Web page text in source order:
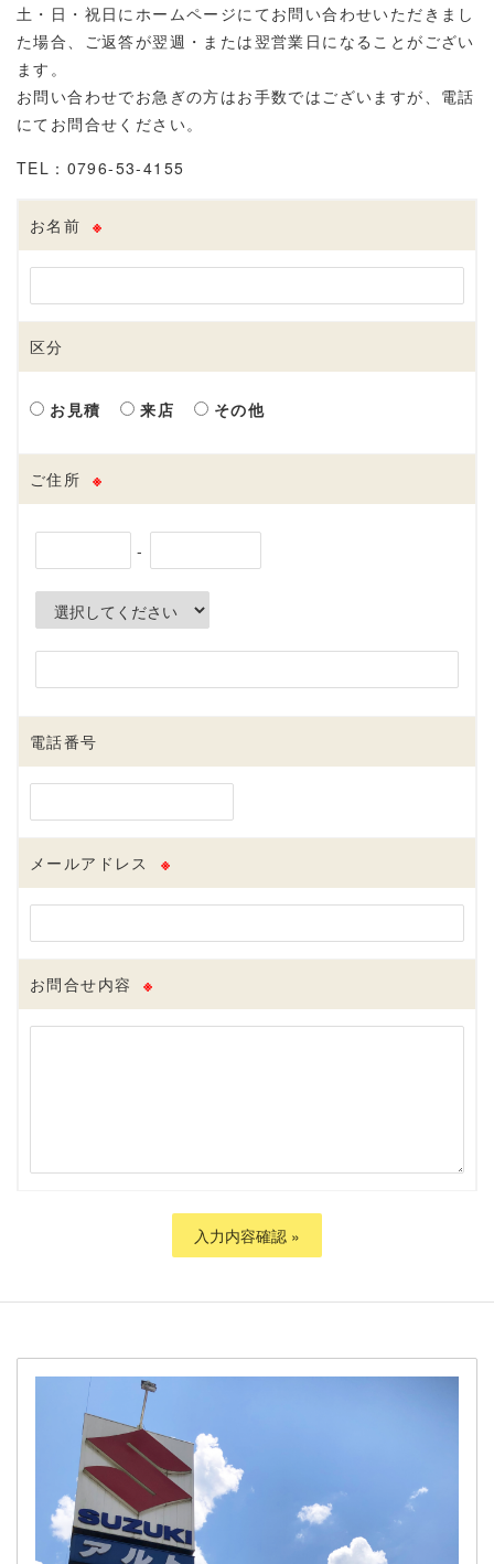
土・日・祝日にホームページにてお問い合わせいただきまし
た場合、ご返答が翌週・または翌営業日になることがござい
ます。
お問い合わせでお急ぎの方はお手数ではございますが、電話
にてお問合せください。
TEL：0796-53-4155
お名前 ※
区分
お見積 来店 その他
ご住所 ※
-
電話番号
メールアドレス ※
お問合せ内容 ※